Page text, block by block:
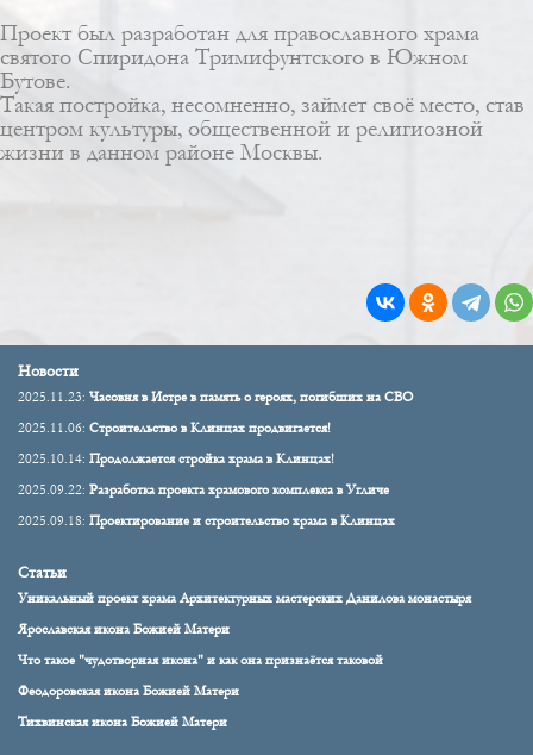
Проект был разработан для православного храма
святого Спиридона Тримифунтского в Южном
Бутове.
Такая постройка, несомненно, займет своё место, став
центром культуры, общественной и религиозной
жизни в данном районе Москвы.
Новости
2025.11.23: Часовня в Истре в память о героях, погибших на СВО
2025.11.06: Строительство в Клинцах продвигается!
2025.10.14: Продолжается стройка храма в Клинцах!
2025.09.22: Разработка проекта храмового комплекса в Угличе
2025.09.18: Проектирование и строительство храма в Клинцах
Статьи
Уникальный проект храма Архитектурных мастерских Данилова монастыря
Ярославская икона Божией Матери
Что такое "чудотворная икона" и как она признаётся таковой
Феодоровская икона Божией Матери
Тихвинская икона Божией Матери